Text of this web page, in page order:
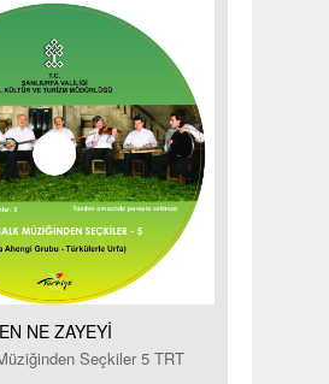
NE ZAYEYİ
Seçkiler 5 TRT